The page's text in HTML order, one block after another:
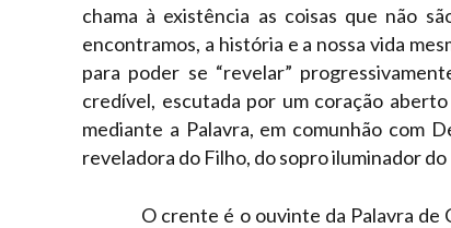
chama à existência as coisas que não
encontramos, a história e a nossa vida
para poder se “revelar”
credível, escutada por um coração
mediante a Palavra, em comunhão com
reveladora do Filho, do sopro iluminador
O crente é o ouvinte da Palavra de